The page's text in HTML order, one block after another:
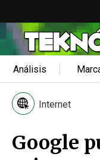
Análisis
Internet
Google